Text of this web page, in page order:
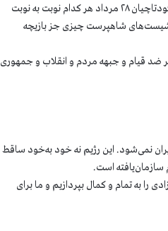
زمانی سرهنگ لیاخوف فرمانده قزاق‌ها، و بعد از او ژنرال آیرونساید انگلیسی و سومین بار کودتاچیان ۲۸ مرداد هر کدام نوبت به نوبت
شاهپرست چیزی جز بازیچه
قیام و جبهه مردم و انقلاب و جمهوری
نمی‌‌شود. این رژیم نه خود به‌خود ساقط
است.
را به تمام و کمال بپردازیم و ما برای